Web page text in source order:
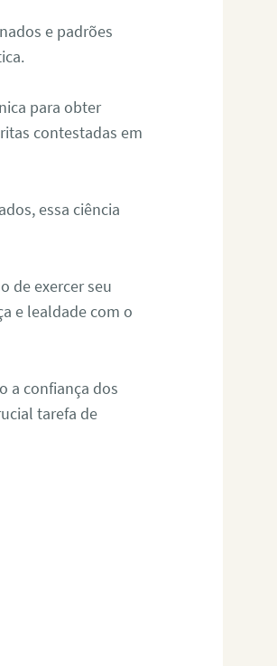
e padrões
para obter
contestadas em
essa ciência
de exercer seu
e lealdade com o
a confiança dos
tarefa de